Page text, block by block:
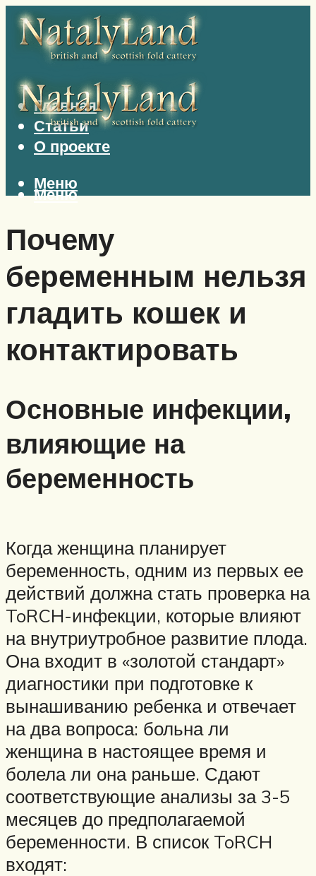
Главная
Статьи
О проекте
Меню
Меню
Почему
беременным нельзя
гладить кошек и
контактировать
Основные инфекции,
влияющие на
беременность
Когда женщина планирует
беременность, одним из первых ее
действий должна стать проверка на
ToRCH-инфекции, которые влияют
на внутриутробное развитие плода.
Она входит в «золотой стандарт»
диагностики при подготовке к
вынашиванию ребенка и отвечает
на два вопроса: больна ли
женщина в настоящее время и
болела ли она раньше. Сдают
соответствующие анализы за 3-5
месяцев до предполагаемой
беременности. В список ToRCH
входят: